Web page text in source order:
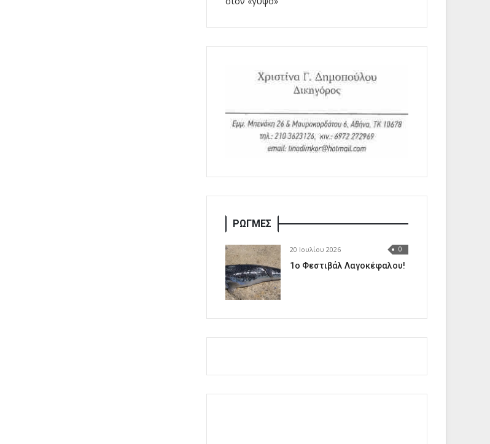
ΡΩΓΜΕΣ
20 Ιουλίου 2026 0
1o Φεστιβάλ Λαγοκέφαλου!